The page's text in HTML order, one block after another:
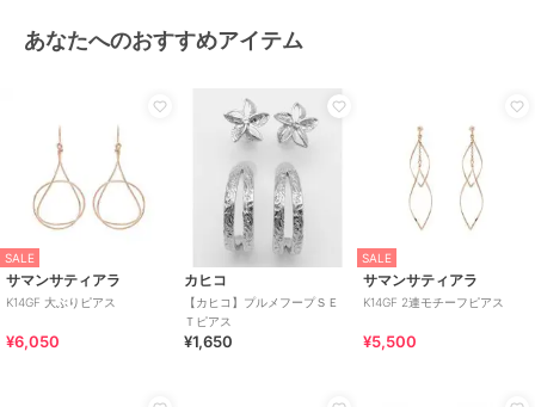
あなたへのおすすめアイテム
SALE
サマンサティアラ
K14GF 大ぶりピアス
¥6,050
カヒコ
【カヒコ】プルメフープＳＥ
Ｔピアス
¥1,650
SALE
サマンサティアラ
K14GF 2連モチーフピアス
¥5,500